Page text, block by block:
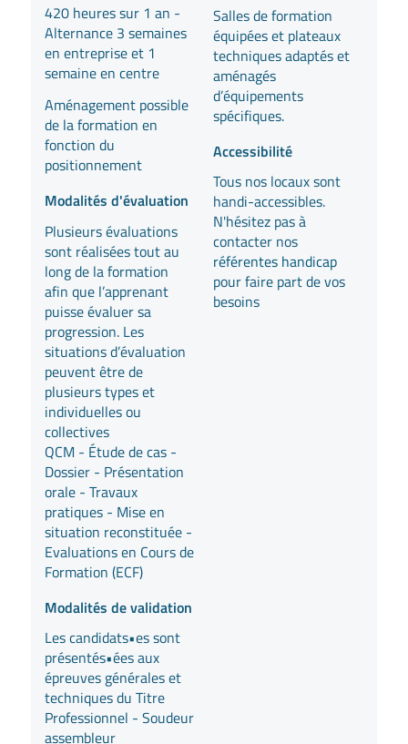
420 heures sur 1 an -
Alternance 3 semaines
en entreprise et 1
semaine en centre
Aménagement possible
de la formation en
fonction du
positionnement
Modalités d'évaluation
Plusieurs évaluations
sont réalisées tout au
long de la formation
afin que l’apprenant
puisse évaluer sa
progression. Les
situations d’évaluation
peuvent être de
plusieurs types et
individuelles ou
collectives
QCM - Étude de cas -
Dossier - Présentation
orale - Travaux
pratiques - Mise en
situation reconstituée -
Evaluations en Cours de
Formation (ECF)
Modalités de validation
Les candidats•es sont
présentés•ées aux
épreuves générales et
techniques du Titre
Professionnel - Soudeur
assembleur
Salles de formation
équipées et plateaux
techniques adaptés et
aménagés
d’équipements
spécifiques.
Accessibilité
Tous nos locaux sont
handi-accessibles.
N'hésitez pas à
contacter nos
référentes handicap
pour faire part de vos
besoins